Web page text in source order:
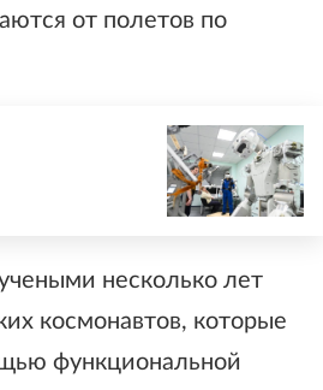
от полетов по
несколько лет
космонавтов, которые
функциональной